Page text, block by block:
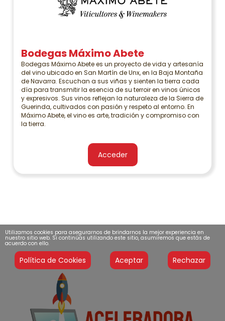
Bodegas Máximo Abete
Bodegas Máximo Abete es un proyecto de vida y artesanía
del vino ubicado en San Martín de Unx, en la Baja Montaña
de Navarra. Escuchan a sus viñas y sienten la tierra cada
día para transmitir la esencia de su terroir en vinos únicos
y expresivos. Sus vinos reflejan la naturaleza de la Sierra de
Guerinda, cultivados con pasión y respeto al entorno. En
Máximo Abete, el vino es arte, tradición y compromiso con
la tierra.
Acceder
Utilizamos cookies para asegurarnos de brindarnos la mejor experiencia en
nuestro sitio web. Si continúas utilizando este sitio, asumiremos que estás de
acuerdo con ello.
Política de Cookies Aceptar Rechazar